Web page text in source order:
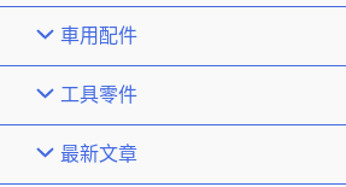
車用配件
工具零件
最新文章